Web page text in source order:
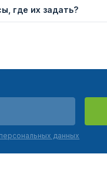
где их задать?
данных